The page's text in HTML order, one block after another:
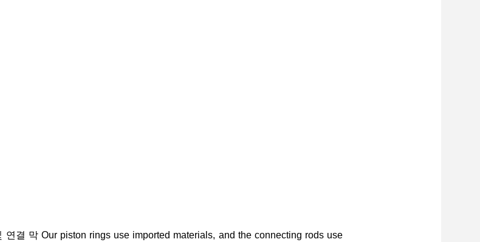
연결 막 Our piston rings use imported materials, and the connecting rods use